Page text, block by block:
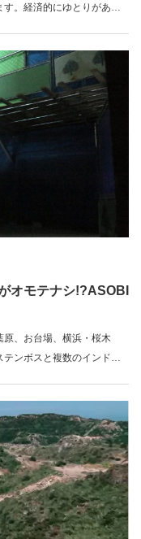
。経済的にゆとりがあっ
オモテナシ!?ASOBI
、お台場、横浜・桜木
ンボスと複数のインドア